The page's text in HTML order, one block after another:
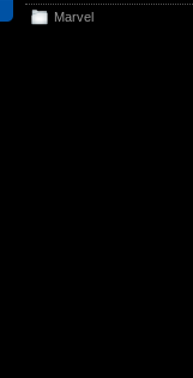
Marvel